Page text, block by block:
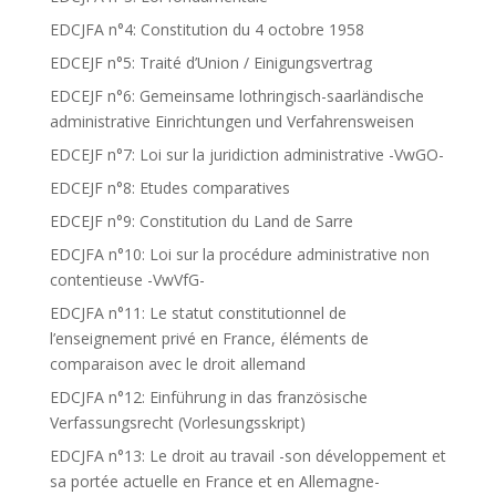
EDCJFA n°4: Constitution du 4 octobre 1958
EDCEJF n°5: Traité d’Union / Einigungsvertrag
EDCEJF n°6: Gemeinsame lothringisch-saarländische
administrative Einrichtungen und Verfahrensweisen
EDCEJF n°7: Loi sur la juridiction administrative -VwGO-
EDCEJF n°8: Etudes comparatives
EDCEJF n°9: Constitution du Land de Sarre
EDCJFA n°10: Loi sur la procédure administrative non
contentieuse -VwVfG-
EDCJFA n°11: Le statut constitutionnel de
l’enseignement privé en France, éléments de
comparaison avec le droit allemand
EDCJFA n°12: Einführung in das französische
Verfassungsrecht (Vorlesungsskript)
EDCJFA n°13: Le droit au travail -son développement et
sa portée actuelle en France et en Allemagne-